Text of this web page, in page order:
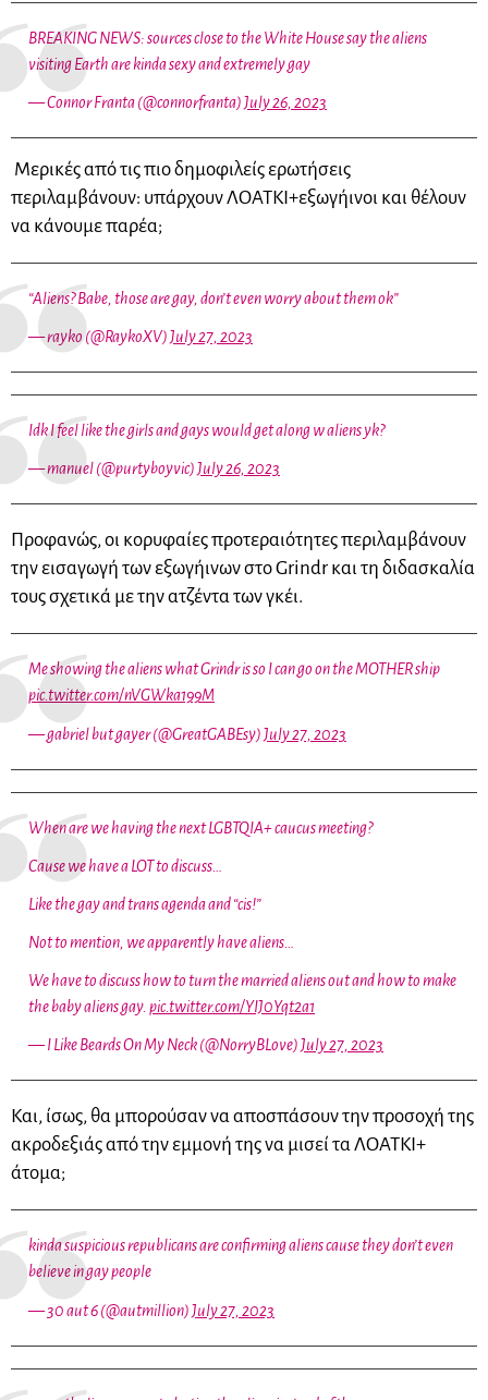
BREAKING NEWS: sources close to the White House say the aliens
visiting Earth are kinda sexy and extremely gay
— Connor Franta (@connorfranta)July 26, 2023
Μερικές από τις πιο δημοφιλείς ερωτήσεις
περιλαμβάνουν: υπάρχουν ΛΟΑΤΚΙ+εξωγήινοι και θέλουν
να κάνουμε παρέα;
“Aliens? Babe, those are gay, don’t even worry about them ok”
— rayko (@RaykoXV)July 27, 2023
Idk I feel like the girls and gays would get along w aliens yk?
— manuel (@purtyboyvic)July 26, 2023
Προφανώς, οι κορυφαίες προτεραιότητες περιλαμβάνουν
την εισαγωγή των εξωγήινων στο Grindr και τη διδασκαλία
τους σχετικά με την ατζέντα των γκέι.
Me showing the aliens what Grindr is so I can go on the MOTHER ship
pic.twitter.com/nVGWka199M
— gabriel but gayer (@GreatGABEsy)July 27, 2023
When are we having the next LGBTQIA+ caucus meeting?
Cause we have a LOT to discuss…
Like the gay and trans agenda and “cis!”
Not to mention, we apparently have aliens…
We have to discuss how to turn the married aliens out and how to make
the baby aliens gay. pic.twitter.com/YIJ0Yqt2a1
— I Like Beards On My Neck (@NorryBLove)July 27, 2023
Και, ίσως, θα μπορούσαν να αποσπάσουν την προσοχή της
ακροδεξιάς από την εμμονή της να μισεί τα ΛΟΑΤΚΙ+
άτομα;
kinda suspicious republicans are confirming aliens cause they don’t even
believe in gay people
— 30 aut 6 (@autmillion)July 27, 2023